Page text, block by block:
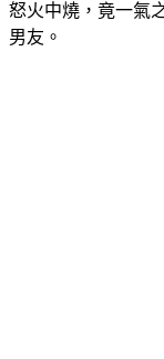
後才看到這條訊息
怒火中燒，竟一氣